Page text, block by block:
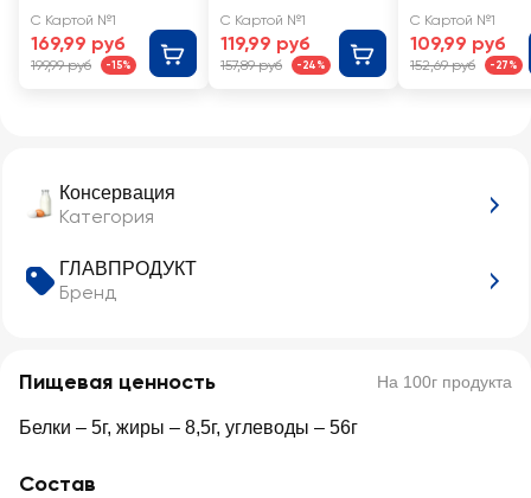
Консервация
Категория
ГЛАВПРОДУКТ
Бренд
Пищевая ценность На 100г продукта
Белки – 5г, жиры – 8,5г, углеводы – 56г
Состав
сахаром
Экстра 8,5%
без змж ГОСТ
С Картой №1
169,99 руб
199,99 руб -15%
цельное с
сахаром, без
змж, ГОСТ
С Картой №1
119,99 руб
157,89 руб -24%
сахаром без
змж
С Картой №1
109,99 руб
152,69 руб -27%